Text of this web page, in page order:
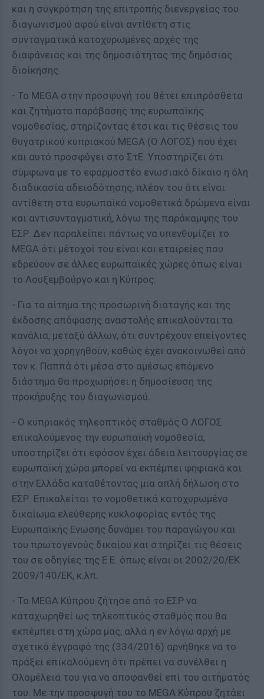
και η συγκρότηση της επιτροπής διενεργείας του
διαγωνισμού αφού είναι αντίθετη στις
συνταγματικά κατοχυρωμένες αρχές της
διαφάνειας και της δημοσιότητας της δημόσιας
διοίκησης.
- Το MEGA στην προσφυγή του θέτει επιπρόσθετα
και ζητήματα παράβασης της ευρωπαϊκής
νομοθεσίας, στηρίζοντας έτσι και τις θέσεις του
θυγατρικού κυπριακού MEGA (Ο ΛΟΓΟΣ) που έχει
και αυτό προσφύγει στο ΣτΕ. Υποστηρίζει ότι
σύμφωνα με το εφαρμοστέο ενωσιακό δίκαιο η όλη
διαδικασία αδειοδότησης, πλέον του ότι είναι
αντίθετη στα ευρωπαϊκά νομοθετικά δρώμενα είναι
και αντισυνταγματική, λόγω της παράκαμψης του
ΕΣΡ. Δεν παραλείπει πάντως να υπενθυμίζει το
MEGA ότι μέτοχοί του είναι και εταιρείες που
εδρεύουν σε άλλες ευρωπαϊκές χώρες όπως είναι
το Λουξεμβούργο και η Κύπρος.
- Για το αίτημα της προσωρινή διαταγής και της
έκδοσης απόφασης αναστολής επικαλούνται τα
κανάλια, μεταξύ άλλων, ότι συντρέχουν επείγοντες
λόγοι να χορηγηθούν, καθώς έχει ανακοινωθεί από
τον κ. Παππά ότι μέσα στο αμέσως επόμενο
διάστημα θα προχωρήσει η δημοσίευση της
προκήρυξης του διαγωνισμού.
- Ο κυπριακός τηλεοπτικός σταθμός Ο ΛΟΓΟΣ
επικαλούμενος την ευρωπαϊκή νομοθεσία,
υποστηρίζει ότι εφόσον έχει άδεια λειτουργίας σε
ευρωπαϊκή χώρα μπορεί να εκπέμπει ψηφιακά και
στην Ελλάδα καταθέτοντας μια απλή δήλωση στο
ΕΣΡ. Επικαλείται το νομοθετικά κατοχυρωμένο
δικαίωμα ελεύθερης κυκλοφορίας εντός της
Ευρωπαϊκής Ενωσης δυνάμει του παραγώγου και
του πρωτογενούς δικαίου και στηρίζει τις θέσεις
του σε οδηγίες της Ε.Ε. όπως είναι οι 2002/20/ΕΚ
2009/140/ΕΚ, κ.λπ.
- Το MEGA Κύπρου ζήτησε από το ΕΣΡ να
καταχωρηθεί ως τηλεοπτικός σταθμός που θα
εκπέμπει στη χώρα μας, αλλά η εν λόγω αρχή με
σχετικό έγγραφό της (334/2016) αρνήθηκε να το
πράξει επικαλούμενη ότι πρέπει να συνέλθει η
Ολομέλειά του για να αποφανθεί επί του αιτήματός
του. Με την προσφυγή του το MEGA Κύπρου ζητάει